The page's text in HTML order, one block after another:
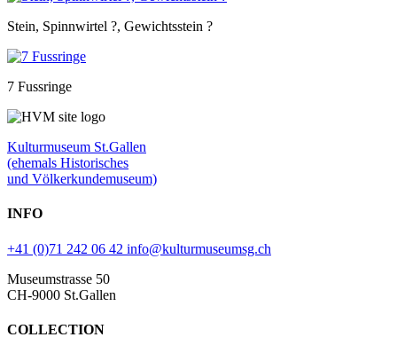
Stein, Spinnwirtel ?, Gewichtsstein ?
7 Fussringe
Kulturmuseum St.Gallen
(ehemals Historisches
und Völkerkundemuseum)
INFO
+41 (0)71 242 06 42 info@kulturmuseumsg.ch
Museumstrasse 50
CH-9000 St.Gallen
COLLECTION